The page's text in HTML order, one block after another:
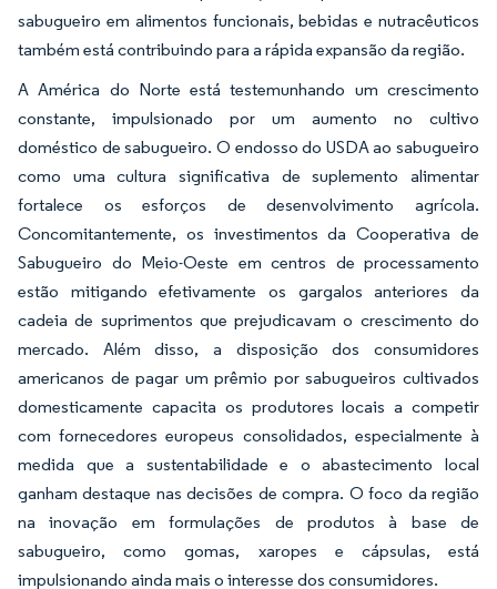
sabugueiro em alimentos funcionais, bebidas e nutracêuticos
também está contribuindo para a rápida expansão da região.
A América do Norte está testemunhando um crescimento
constante, impulsionado por um aumento no cultivo
doméstico de sabugueiro. O endosso do USDA ao sabugueiro
como uma cultura significativa de suplemento alimentar
fortalece os esforços de desenvolvimento agrícola.
Concomitantemente, os investimentos da Cooperativa de
Sabugueiro do Meio-Oeste em centros de processamento
estão mitigando efetivamente os gargalos anteriores da
cadeia de suprimentos que prejudicavam o crescimento do
mercado. Além disso, a disposição dos consumidores
americanos de pagar um prêmio por sabugueiros cultivados
domesticamente capacita os produtores locais a competir
com fornecedores europeus consolidados, especialmente à
medida que a sustentabilidade e o abastecimento local
ganham destaque nas decisões de compra. O foco da região
na inovação em formulações de produtos à base de
sabugueiro, como gomas, xaropes e cápsulas, está
impulsionando ainda mais o interesse dos consumidores.